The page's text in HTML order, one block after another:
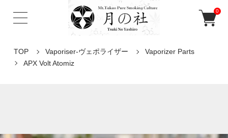
0
TOP Vaporiser-ヴェポライザー
Vaporizer Parts
APX Volt Atomiz